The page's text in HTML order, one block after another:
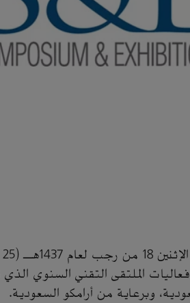
فعاليات الملتقى التقني السنوي
وبرعاية من أرامكو السعودية.